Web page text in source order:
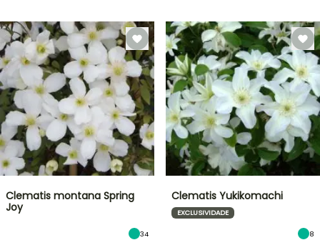
Clematis montana Spring
Joy
34
Clematis Yukikomachi
EXCLUSIVIDADE
8